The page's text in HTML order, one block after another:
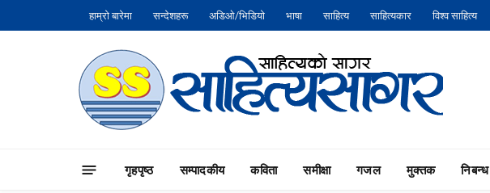
हाम्रो बारेमा सन्देशहरू अडिओ/भिडियो भाषा साहित्य साहित्यकार विश्व साहित्य
गृहपृष्‍ठ सम्पादकीय कविता समीक्षा गजल मुक्तक निबन्ध